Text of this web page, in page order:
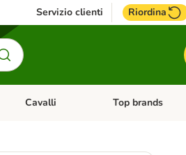
Servizio clienti Riordina
Apri Menu Categoria: Acquaristica
Cavalli Apri Menu
Top brands